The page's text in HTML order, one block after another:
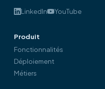
LinkedIn YouTube
Produit
Fonctionnalités
Déploiement
Métiers